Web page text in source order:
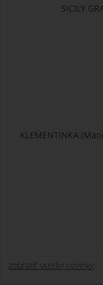
SICILY
KLEMENTINKA
zobraziť vsetky novinky